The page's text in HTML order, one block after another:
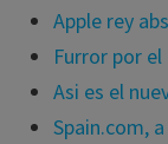
Apple rey
Furror por
Asi es el
Spain.com,